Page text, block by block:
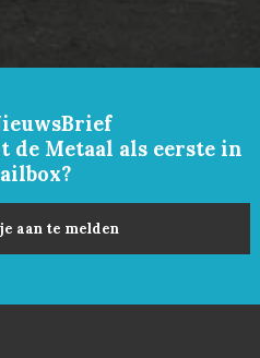
de Metaal als eerste in
aan te melden